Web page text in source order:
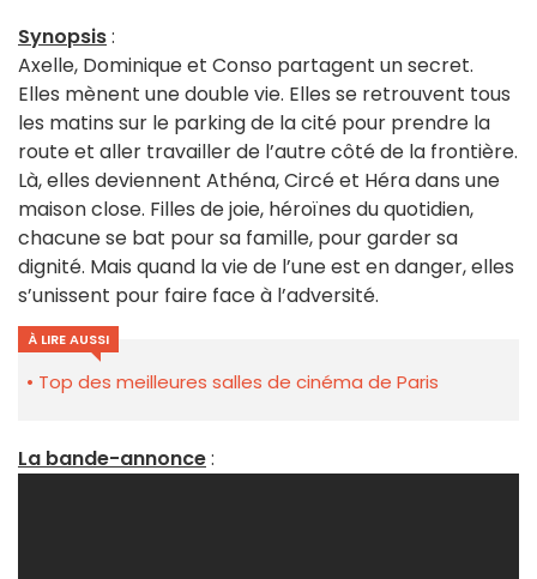
Synopsis:
Axelle, Dominique et Conso partagent un secret.
Elles mènent une double vie. Elles se retrouvent tous
les matins sur le parking de la cité pour prendre la
route et aller travailler de l’autre côté de la frontière.
Là, elles deviennent Athéna, Circé et Héra dans une
maison close. Filles de joie, héroïnes du quotidien,
chacune se bat pour sa famille, pour garder sa
dignité. Mais quand la vie de l’une est en danger, elles
s’unissent pour faire face à l’adversité.
À LIRE AUSSI
Top des meilleures salles de cinéma de Paris
La bande-annonce: